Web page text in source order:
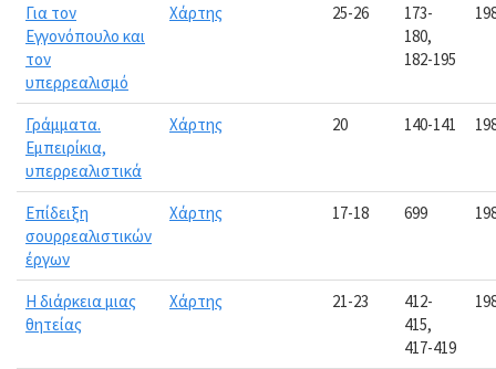
Για τον
Εγγονόπουλο και
τον
υπερρεαλισμό
Χάρτης 25-26
173-
180,
182-195
Γράμματα.
Εμπειρίκια,
υπερρεαλιστικά
Χάρτης 20 140-141
Επίδειξη
σουρρεαλιστικών
έργων
Χάρτης 17-18 699
Η διάρκεια μιας
θητείας
Χάρτης 21-23
412-
415,
417-419